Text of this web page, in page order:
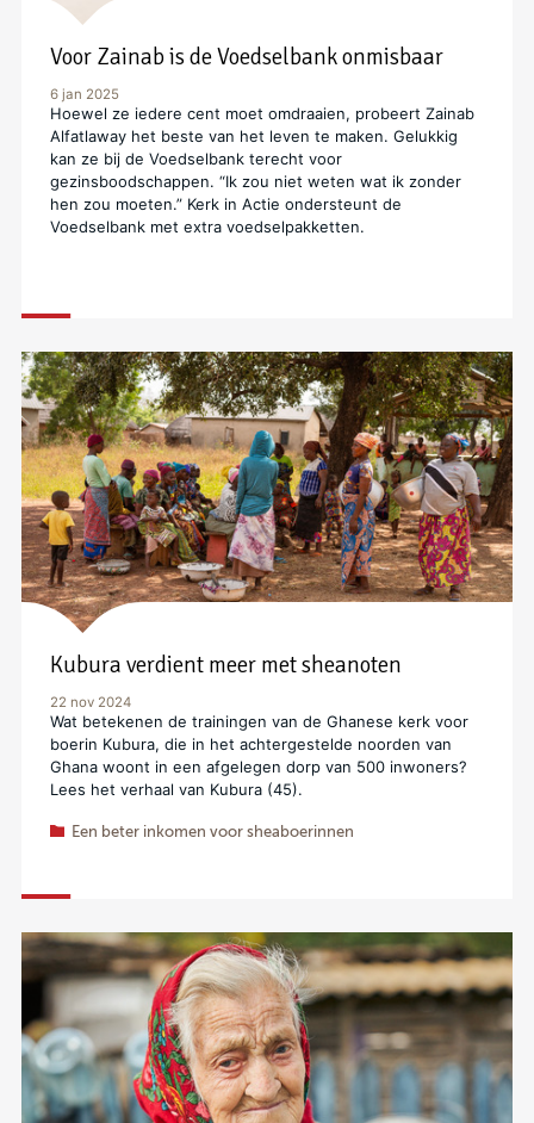
Voor Zainab is de Voedselbank onmisbaar
6 jan 2025
Hoewel ze iedere cent moet omdraaien, probeert Zainab
Alfatlaway het beste van het leven te maken. Gelukkig
kan ze bij de Voedselbank terecht voor
gezinsboodschappen. “Ik zou niet weten wat ik zonder
hen zou moeten.” Kerk in Actie ondersteunt de
Voedselbank met extra voedselpakketten.
Kubura verdient meer met sheanoten
22 nov 2024
Wat betekenen de trainingen van de Ghanese kerk voor
boerin Kubura, die in het achtergestelde noorden van
Ghana woont in een afgelegen dorp van 500 inwoners?
Lees het verhaal van Kubura (45).
Een beter inkomen voor sheaboerinnen